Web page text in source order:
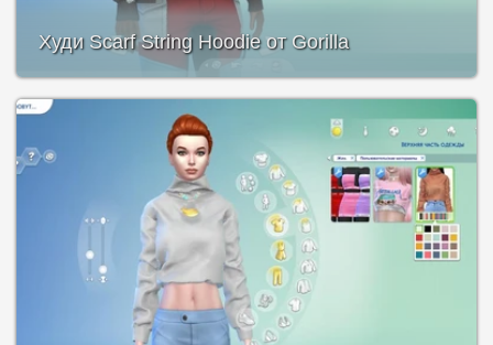
Худи Scarf String Hoodie от Gorilla